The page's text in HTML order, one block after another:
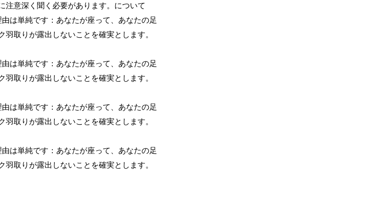
注意深く聞く必要があります。について
は単純です：あなたが座って、あなたの足
取りが露出しないことを確実とします。
は単純です：あなたが座って、あなたの足
取りが露出しないことを確実とします。
は単純です：あなたが座って、あなたの足
取りが露出しないことを確実とします。
は単純です：あなたが座って、あなたの足
取りが露出しないことを確実とします。